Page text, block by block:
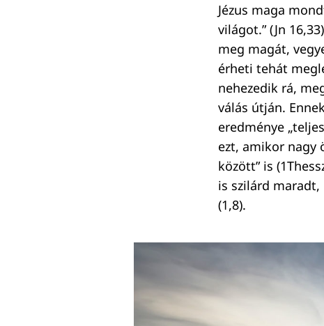
Jézus maga
világot.” (Jn
meg magát,
érheti tehát
nehezedik rá,
válás útján.
eredménye
ezt, amikor nagy
között” is
is szilárd
(1,8).